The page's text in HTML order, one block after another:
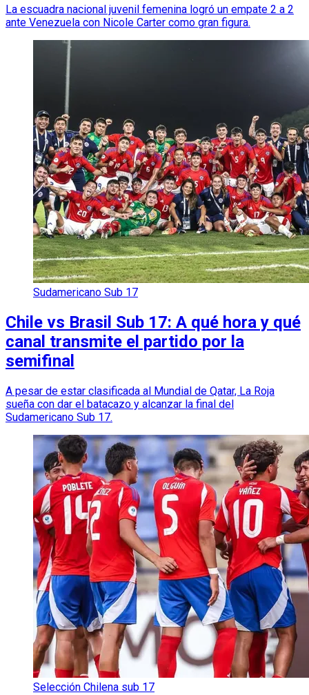
La escuadra nacional juvenil femenina logró un empate 2 a 2
ante Venezuela con Nicole Carter como gran figura.
Sudamericano Sub 17
Chile vs Brasil Sub 17: A qué hora y qué
canal transmite el partido por la
semifinal
A pesar de estar clasificada al Mundial de Qatar, La Roja
sueña con dar el batacazo y alcanzar la final del
Sudamericano Sub 17.
Selección Chilena sub 17